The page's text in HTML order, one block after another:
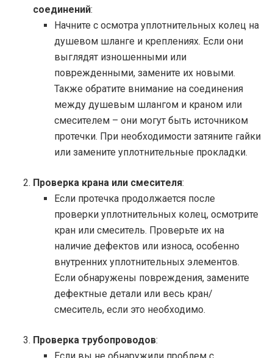
соединений:
Начните с осмотра уплотнительных колец на
душевом шланге и креплениях. Если они
выглядят изношенными или
поврежденными, замените их новыми.
Также обратите внимание на соединения
между душевым шлангом и краном или
смесителем – они могут быть источником
протечки. При необходимости затяните гайки
или замените уплотнительные прокладки.
Проверка крана или смесителя:
Если протечка продолжается после
проверки уплотнительных колец, осмотрите
кран или смеситель. Проверьте их на
наличие дефектов или износа, особенно
внутренних уплотнительных элементов.
Если обнаружены повреждения, замените
дефектные детали или весь кран/
смеситель, если это необходимо.
Проверка трубопроводов:
Если вы не обнаружили проблем с